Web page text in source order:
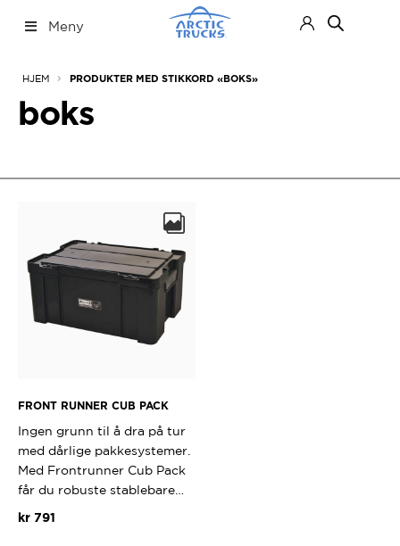
til
til
Meny
HJEM PRODUKTER MED STIKKORD «BOKS»
boks
FRONT RUNNER CUB PACK
Ingen grunn til å dra på tur
med dårlige pakkesystemer.
Med Frontrunner Cub Pack
får du robuste stablebare…
kr791